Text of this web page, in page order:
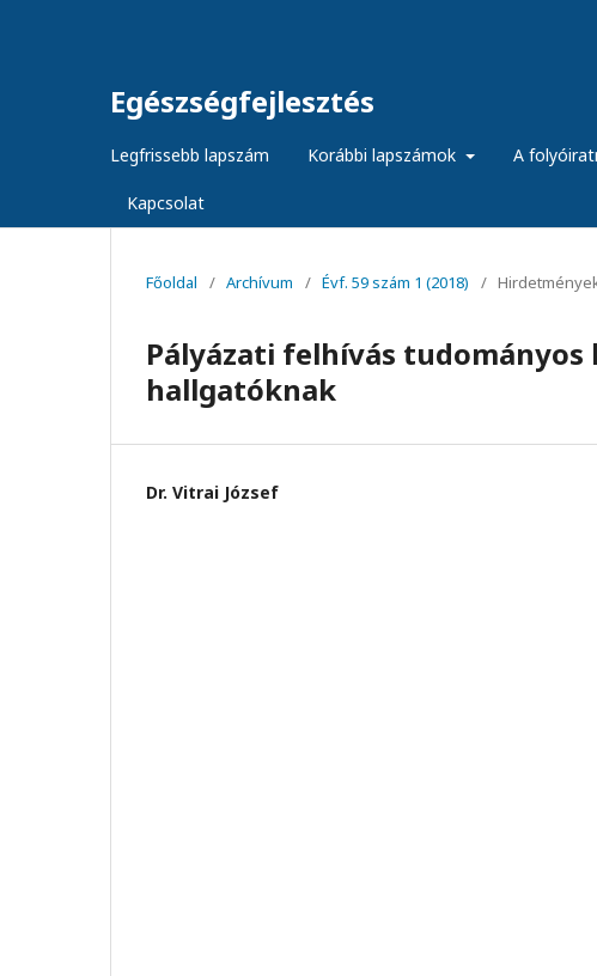
Egészségfejlesztés
Legfrissebb lapszám Korábbi lapszámok A
Kapcsolat
Főoldal / Archívum / Évf. 59 szám 1 (2018) /
Pályázati felhívás tudományos
hallgatóknak
Dr. Vitrai József